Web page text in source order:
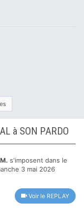
à SON PARDO
s'imposent dans le
3 mai 2026
Voir le REPLAY